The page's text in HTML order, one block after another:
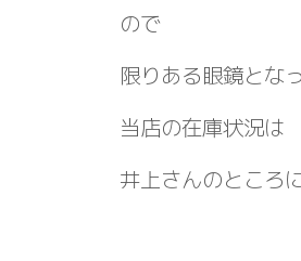
ので
限りある眼鏡とな
当店の在庫状況
井上さんのところ